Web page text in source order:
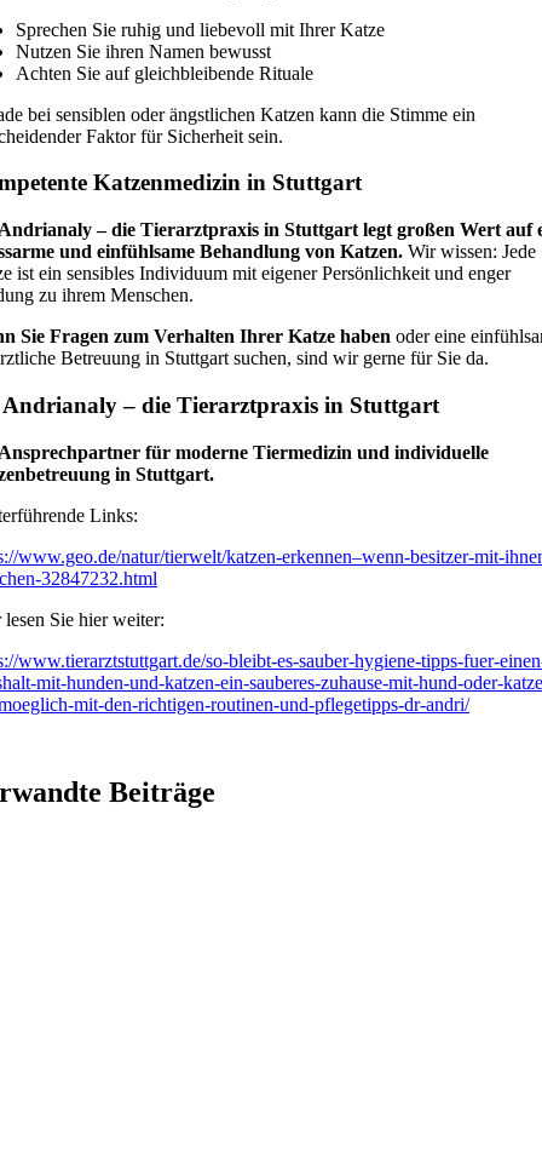
Sprechen Sie ruhig und liebevoll mit Ihrer Katze
Nutzen Sie ihren Namen bewusst
Achten Sie auf gleichbleibende Rituale
bei sensiblen oder ängstlichen Katzen kann die Stimme ein
Faktor für Sicherheit sein.
Katzenmedizin in Stuttgart
– die Tierarztpraxis in Stuttgart legt großen Wert auf
und einfühlsame Behandlung von Katzen. Wir wissen: Jede
ist ein sensibles Individuum mit eigener Persönlichkeit und enger
zu ihrem Menschen.
Sie Fragen zum Verhalten Ihrer Katze haben oder eine
Betreuung in Stuttgart suchen, sind wir gerne für Sie da.
Andrianaly – die Tierarztpraxis in Stuttgart
für moderne Tiermedizin und individuelle
in Stuttgart.
Links:
www.geo.de/natur/tierwelt/katzen-erkennen–wenn-besitzer-mit-
32847232.html
lesen Sie hier weiter:
www.tierarztstuttgart.de/so-bleibt-es-sauber-hygiene-tipps-fuer-
mit-hunden-und-katzen-ein-sauberes-zuhause-mit-hund-oder-
mit-den-richtigen-routinen-und-pflegetipps-dr-andri/
Beiträge